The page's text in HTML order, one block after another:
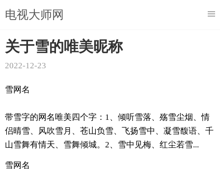
电视大师网
关于雪的唯美昵称
2022-12-23
雪网名
带雪字的网名唯美四个字：1、倾听雪落、殇雪尘烟、情
侣晴雪、风吹雪月、苍山负雪、飞扬雪中、凝雪馥语、千
山雪舞有情天、雪舞倾城。2、雪中见梅、红尘若雪...
雪网名